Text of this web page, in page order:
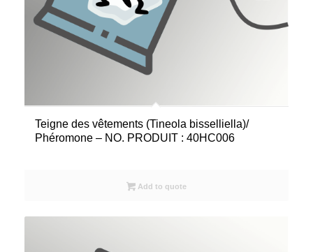
Teigne des vêtements (Tineola bisselliella)/
Phéromone – NO. PRODUIT : 40HC006
Add to quote